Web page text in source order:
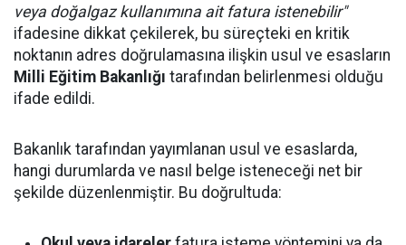
veya doğalgaz kullanımına ait fatura istenebilir"
ifadesine dikkat çekilerek, bu süreçteki en kritik
noktanın adres doğrulamasına ilişkin usul ve esasların
Milli Eğitim Bakanlığı tarafından belirlenmesi olduğu
ifade edildi.
Bakanlık tarafından yayımlanan usul ve esaslarda,
hangi durumlarda ve nasıl belge isteneceği net bir
şekilde düzenlenmiştir. Bu doğrultuda: